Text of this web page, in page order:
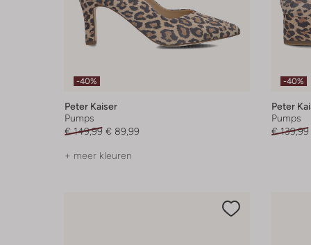
-40%
Peter Kaiser
Pumps
€ 149,99 € 89,99
+ meer kleuren
-40%
Peter
Pumps
€ 139,99